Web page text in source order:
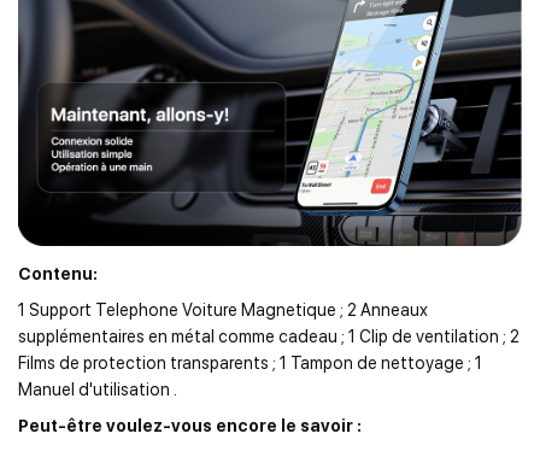
Contenu:
1 Support Telephone Voiture Magnetique ; 2 Anneaux
supplémentaires en métal comme cadeau ; 1 Clip de ventilation ; 2
Films de protection transparents ; 1 Tampon de nettoyage ; 1
Manuel d'utilisation .
Peut-être voulez-vous encore le savoir :
Email address*
Password